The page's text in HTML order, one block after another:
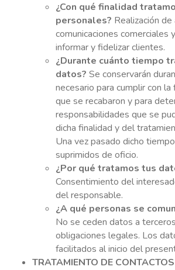
¿Con qué finalidad
personales? Realización
comunicaciones comerciales
informar y fidelizar clientes.
¿Durante cuánto tiempo
datos? Se conservarán
necesario para cumplir con la
que se recabaron y para
responsabilidades que se
dicha finalidad y del
Una vez pasado dicho
suprimidos de oficio.
¿Por qué tratamos tus
Consentimiento del
del responsable.
¿A qué personas se
No se ceden datos a
obligaciones legales. Los
facilitados al inicio del
TRATAMIENTO DE CONTACTOS